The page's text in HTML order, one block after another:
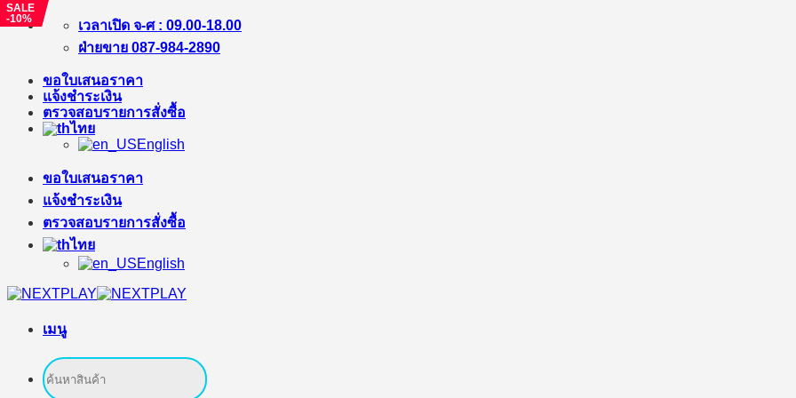
ข้าม
เนื้อหา
เวลาเปิด จ-ศ : 09.00-18.00
ฝ่ายขาย 087-984-2890
ขอใบเสนอราคา
แจ้งชำระเงิน
ตรวจสอบรายการสั่งซื้อ
ไทย
English
ขอใบเสนอราคา
แจ้งชำระเงิน
ตรวจสอบรายการสั่งซื้อ
ไทย
English
เมนู
ค้นหา:
SALE
-%
SALE
-10%